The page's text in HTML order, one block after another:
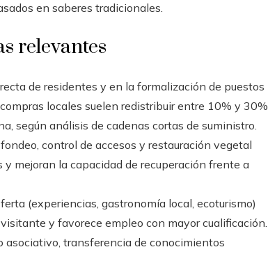
en saberes tradicionales.
relevantes
de residentes y en la formalización de puestos
locales suelen redistribuir entre 10% y 30%
según análisis de cadenas cortas de suministro.
control de accesos y restauración vegetal
mejoran la capacidad de recuperación frente a
(experiencias, gastronomía local, ecoturismo)
y favorece empleo con mayor cualificación.
transferencia de conocimientos